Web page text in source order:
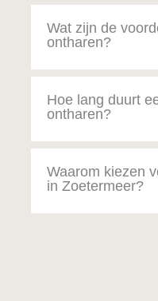
Wat zijn de
ontharen?
Hoe lang duurt
ontharen?
Waarom kiezen
in Zoetermeer?